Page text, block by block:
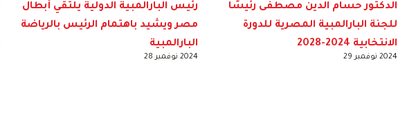
الدكتور حسام الدين مصطفى رئيسًا
للجنة البارالمبية المصرية للدورة
الانتخابية 2024-2028
2024 نوفمبر 29
رئيس البارالمبية الدولية يلتقي أبطال
مصر ويشيد باهتمام الرئيس بالرياضة
البارالمبية
2024 نوفمبر 28